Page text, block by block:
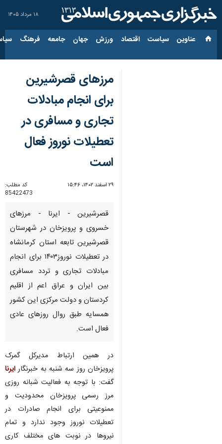
۱۸ مرداد ۱۴۰۵
عناوین‌ سیاست اقتصاد ورزش جهان جامعه فرهنگ
مرزهای قصرشیرین
برای انجام مبادلات
تجاری و مسافری در
تعطیلات نوروز فعال
است
۲۹ اسفند ۱۴۰۲، ۱۵:۴۶
کد مطلب:
85422473
قصرشیرین - ایرنا - مرزهای
خسروی و پرویزخان در شهرستان
قصرشیرین تابعه استان کرمانشاه
در تعطیلات نوروز۱۴۰۳ برای انجام
مبادلات تجاری و تردد مسافری
بین ایران و عراق اعم از اقلیم
کردستان و دولت مرکزی این کشور
همسایه طبق روال روزهای عادی
فعال است.
در همین ارتباط مدیرکل گمرک
پرویزخان روز سه شنبه به خبرنگارایرنا
گفت: با توجه به فعالیت شبانه روزی
مرز رسمی پرویزخان محدودیت و
ممنوعیتی برای انجام صادرات در
تعطیلات نوروز وجود ندارد و تمام
نیروها در نوبت های مختلف کاری